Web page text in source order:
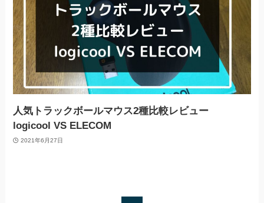
人気トラックボールマウス2種比較レビュー
logicool VS ELECOM
2021年6月27日